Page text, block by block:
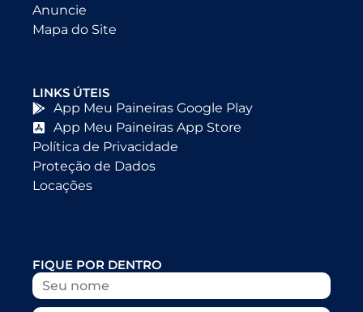
Anuncie
Mapa do Site
LINKS ÚTEIS
App Meu Paineiras Google Play
App Meu Paineiras App Store
Política de Privacidade
Proteção de Dados
Locações
FIQUE POR DENTRO